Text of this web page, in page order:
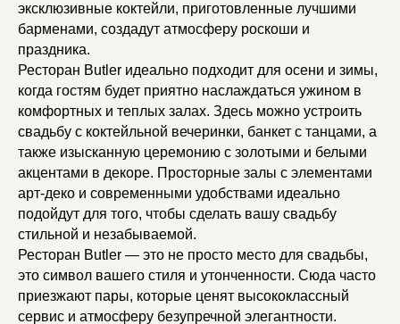
эксклюзивные коктейли, приготовленные лучшими
барменами, создадут атмосферу роскоши и
праздника.
Ресторан Butler идеально подходит для осени и зимы,
когда гостям будет приятно наслаждаться ужином в
комфортных и теплых залах. Здесь можно устроить
свадьбу с коктейльной вечеринки, банкет с танцами, а
также изысканную церемонию с золотыми и белыми
акцентами в декоре. Просторные залы с элементами
арт-деко и современными удобствами идеально
подойдут для того, чтобы сделать вашу свадьбу
стильной и незабываемой.
Ресторан Butler — это не просто место для свадьбы,
это символ вашего стиля и утонченности. Сюда часто
приезжают пары, которые ценят высококлассный
сервис и атмосферу безупречной элегантности.